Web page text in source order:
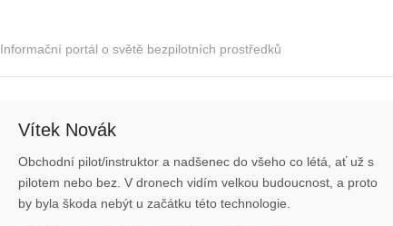
Informační portál o světě bezpilotních prostředků
Vítek Novák
Obchodní pilot/instruktor a nadšenec do všeho co létá, ať už s
pilotem nebo bez. V dronech vidím velkou budoucnost, a proto
by byla škoda nebýt u začátku této technologie.